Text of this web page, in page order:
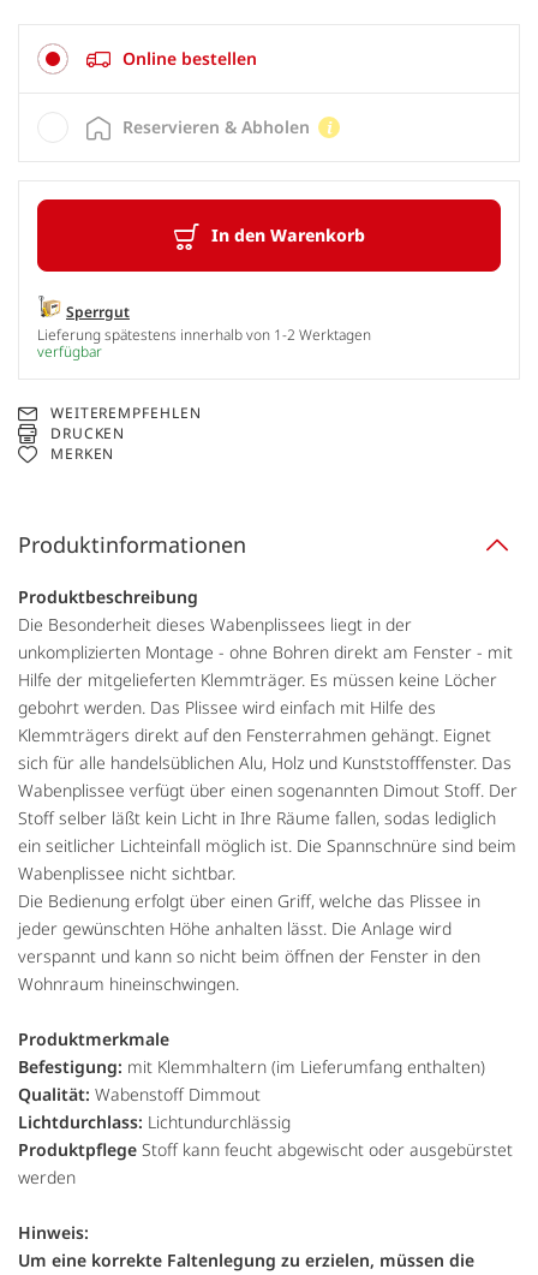
Online bestellen
In den Warenkorb
Sperrgut
Lieferung spätestens innerhalb von 1-2 Werktagen
verfügbar
Reservieren & Abholen
WEITEREMPFEHLEN
DRUCKEN
MERKEN
Produktinformationen
Produktbeschreibung
Die Besonderheit dieses Wabenplissees liegt in der
unkomplizierten Montage - ohne Bohren direkt am Fenster - mit
Hilfe der mitgelieferten Klemmträger. Es müssen keine Löcher
gebohrt werden. Das Plissee wird einfach mit Hilfe des
Klemmträgers direkt auf den Fensterrahmen gehängt. Eignet
sich für alle handelsüblichen Alu, Holz und Kunststofffenster. Das
Wabenplissee verfügt über einen sogenannten Dimout Stoff. Der
Stoff selber läßt kein Licht in Ihre Räume fallen, sodas lediglich
ein seitlicher Lichteinfall möglich ist. Die Spannschnüre sind beim
Wabenplissee nicht sichtbar.
Die Bedienung erfolgt über einen Griff, welche das Plissee in
jeder gewünschten Höhe anhalten lässt. Die Anlage wird
verspannt und kann so nicht beim öffnen der Fenster in den
Wohnraum hineinschwingen.
Produktmerkmale
Befestigung: mit Klemmhaltern (im Lieferumfang enthalten)
Qualität: Wabenstoff Dimmout
Lichtdurchlass: Lichtundurchlässig
Produktpflege Stoff kann feucht abgewischt oder ausgebürstet
werden
Hinweis:
Um eine korrekte Faltenlegung zu erzielen, müssen die